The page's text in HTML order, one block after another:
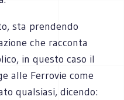
sta prendendo
che racconta
in questo caso il
alle Ferrovie come
qualsiasi, dicendo: